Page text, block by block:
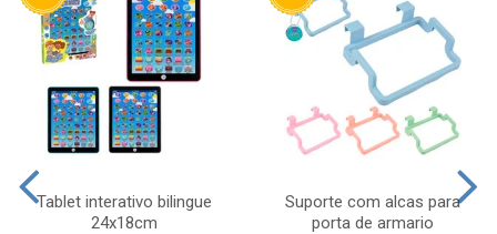
Tablet interativo bilingue
24x18cm
Suporte com alcas para
porta de armario